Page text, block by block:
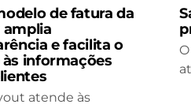
de fatura da
amplia
e facilita o
às informações
atende às